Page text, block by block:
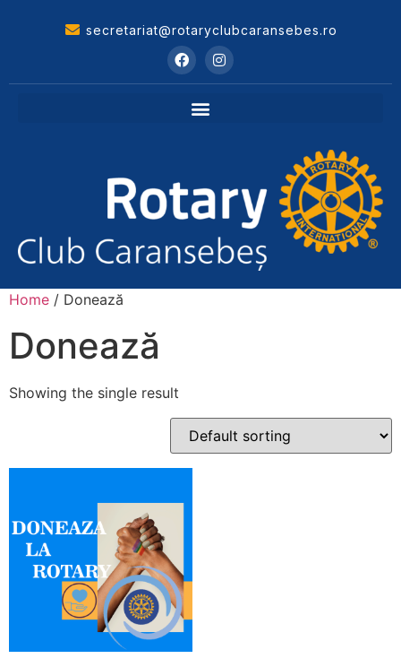
secretariat@rotaryclubcaransebes.ro
Home / Donează
Donează
Showing the single result